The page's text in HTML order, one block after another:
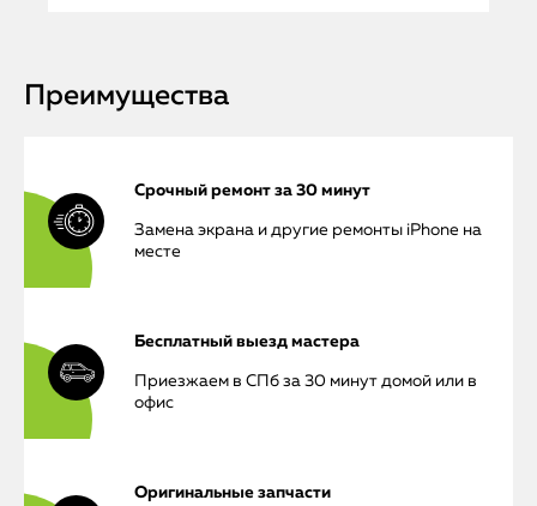
Преимущества
Срочный ремонт за 30 минут
Замена экрана и другие ремонты iPhone на
месте
Бесплатный выезд мастера
Приезжаем в СПб за 30 минут домой или в
офис
Оригинальные запчасти